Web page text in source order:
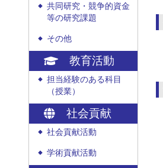
◆
共同研究・競争的資金
等の研究課題
◆ その他
教育活動
◆
担当経験のある科目
（授業）
社会貢献
◆ 社会貢献活動
◆ 学術貢献活動